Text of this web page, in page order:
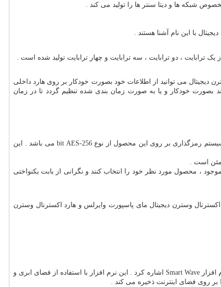
شبکه ها و دیتا سنتر ها را تولید می کند .
با این نام آشنا هستند .
، دو ترابایت ، سه ترابایت و چهار ترابایت تولید شده است .
دیجیتال می توانید از اطلاعات خود بصورت خودکار بر روی هارد داخلی
بصورت خودکار و یا به صورت زمان بندی شده تنظیم گردد تا در زمان
رمزگذاری بر روی این محصول از نوع 256- bit AESمی باشد . این
است .
، محصول مورد نظر خود را انتخاب کنند و نگرانی از بابت یکنواختی
وسترن دیجیتال مای پاسپورت وایرلس و هارد اکسترنال وسترن
افزارSmart Wave اشاره کرد . این نرم افزار با استفاده از فضای ابری و
بر روی فضای اینترنت ذخیره می کند .